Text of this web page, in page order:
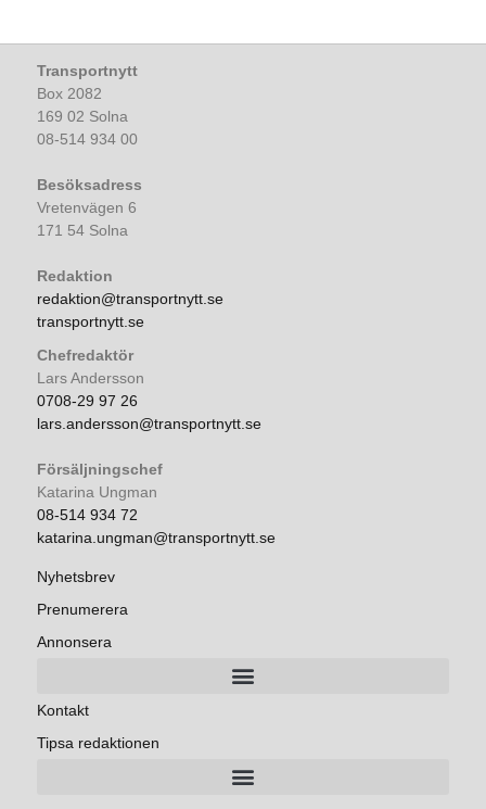
Transportnytt
Box 2082
169 02 Solna
08-514 934 00
Besöksadress
Vretenvägen 6
171 54 Solna
Redaktion
redaktion@transportnytt.se
transportnytt.se
Chefredaktör
Lars Andersson
0708-29 97 26
lars.andersson@transportnytt.se
Försäljningschef
Katarina Ungman
08-514 934 72
katarina.ungman@transportnytt.se
Nyhetsbrev
Prenumerera
Annonsera
Kontakt
Tipsa redaktionen